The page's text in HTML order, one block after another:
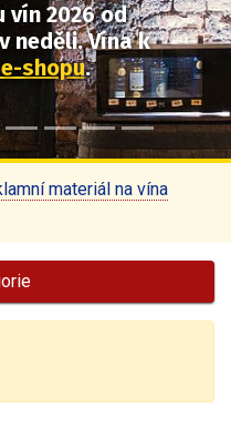
vín 2026od
neděli.Vína k
shopu.
materiál na vína